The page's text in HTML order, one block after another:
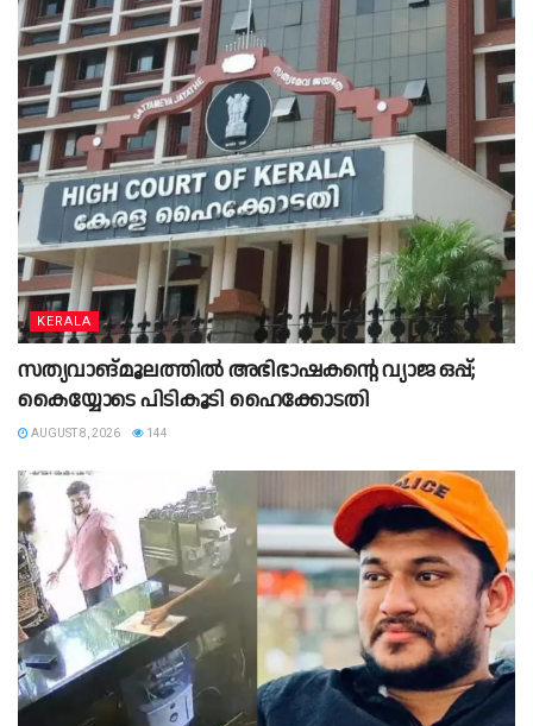
KERALA
സത്യവാങ്മൂലത്തില്‍ അഭിഭാഷകൻ്റെ വ്യാജ ഒപ്പ്;
കൈയ്യോടെ പിടികൂടി ഹൈക്കോടതി
AUGUST 8, 2026 144